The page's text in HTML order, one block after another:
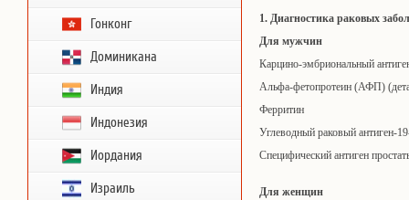
Гонконг
Доминикана
Индия
Индонезия
Иордания
Израиль
1. Диагностика раковых
Для мужчин
Карцино-эмбриональный
Альфа-фетопротеин (АФП)
Ферритин
Углеводный раковый антиген-
Специфический антиген
Для женщин